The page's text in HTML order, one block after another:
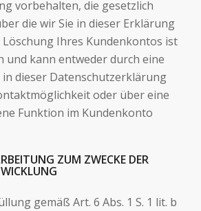
vorbehalten, die gesetzlich
die wir Sie in dieser Erklärung
Ihres Kundenkontos ist
und kann entweder durch eine
in dieser Datenschutzerklärung
oder über eine
Funktion im Kundenkonto
ZUM ZWECKE DER
gemäß Art. 6 Abs. 1 S. 1 lit. b